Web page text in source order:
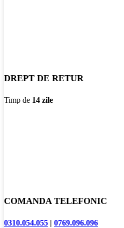
DREPT DE RETUR
Timp de 14 zile
COMANDA TELEFONIC
0310.054.055 | 0769.096.096